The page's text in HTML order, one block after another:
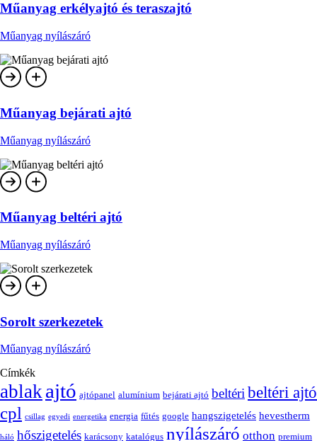
Műanyag erkélyajtó és teraszajtó
Műanyag nyílászáró
Műanyag bejárati ajtó
Műanyag nyílászáró
Műanyag beltéri ajtó
Műanyag nyílászáró
Sorolt szerkezetek
Műanyag nyílászáró
Címkék
ablakajtó ajtópanel alumínium bejárati ajtó beltéribeltéri ajtó
cpl csillag egyedi energetika energia fűtés google hangszigetelés hevestherm
háló hőszigetelés karácsony katalógus nyílászáró otthon premium